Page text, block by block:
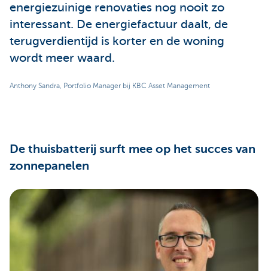
energiezuinige renovaties nog nooit zo
interessant. De energiefactuur daalt, de
terugverdientijd is korter en de woning
wordt meer waard.
Anthony Sandra, Portfolio Manager bij KBC Asset Management
De thuisbatterij surft mee op het succes van
zonnepanelen